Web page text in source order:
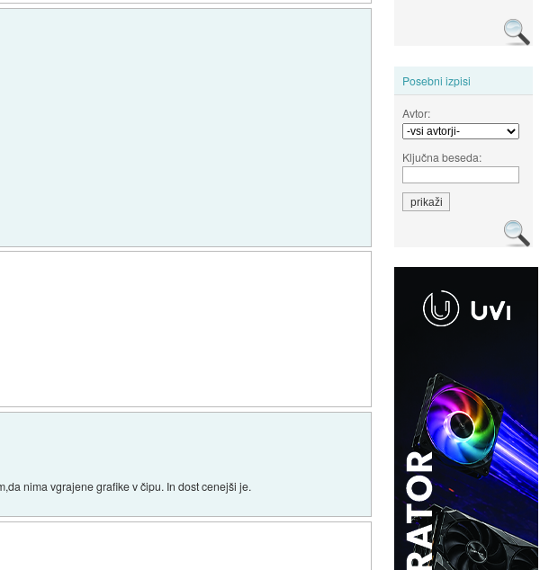
Posebni izpisi
Avtor:
Ključna beseda:
nima vgrajene grafike v čipu. In dost cenejši je.